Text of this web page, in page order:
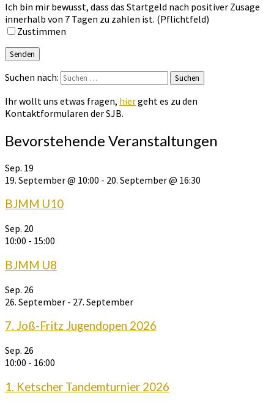
Ich bin mir bewusst, dass das Startgeld nach positiver Zusage
innerhalb von 7 Tagen zu zahlen ist. (Pflichtfeld)
Zustimmen
Suchen nach: Suchen
Ihr wollt uns etwas fragen, hiergeht es zu den
Kontaktformularen der SJB.
Bevorstehende Veranstaltungen
Sep. 19
19. September @ 10:00 - 20. September @ 16:30
BJMM U10
Sep. 20
10:00 - 15:00
BJMM U8
Sep. 26
26. September - 27. September
7. Joß-Fritz Jugendopen 2026
Sep. 26
10:00 - 16:00
1. Ketscher Tandemturnier 2026